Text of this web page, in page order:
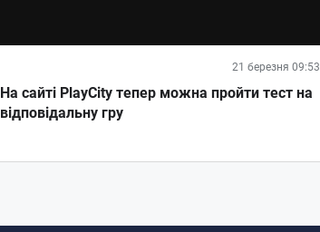
21 березня 09:53
На сайті PlayCity тепер можна пройти тест на
відповідальну гру